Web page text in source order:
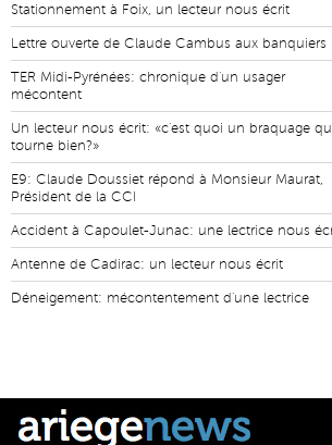
Stationnement à Foix, un lecteur nous écrit
Lettre ouverte de Claude Cambus aux banquiers
TER Midi-Pyrénées: chronique d'un usager
mécontent
Un lecteur nous écrit: «c'est quoi un braquage
tourne bien?»
E9: Claude Doussiet répond à Monsieur Maurat,
Président de la CCI
Accident à Capoulet-Junac: une lectrice nous
Antenne de Cadirac: un lecteur nous écrit
Déneigement: mécontentement d'une lectrice